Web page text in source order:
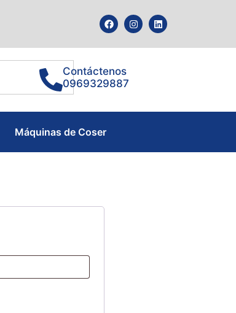
Contáctenos
0969329887
Máquinas de Coser